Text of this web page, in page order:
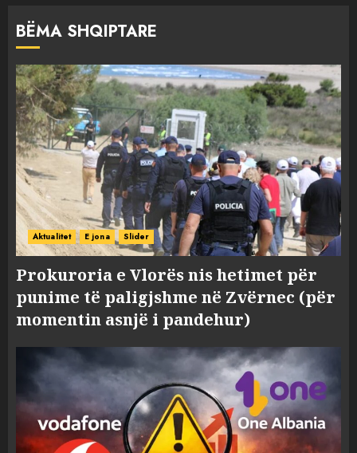
BËMA SHQIPTARE
Aktualitet E jona Slider
Prokuroria e Vlorës nis hetimet për
punime të paligjshme në Zvërnec (për
momentin asnjë i pandehur)